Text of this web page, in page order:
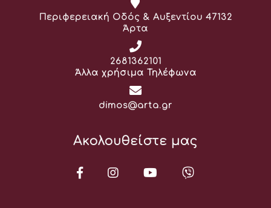
Διεύθυνση:
Περιφερειακή Οδός & Αυξεντίου 47132
Άρτα
Τηλέφωνο:
2681362101
Άλλα χρήσιμα Τηλέφωνα
Email:
dimos@arta.gr
Ακολουθείστε μας